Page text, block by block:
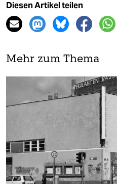
Diesen Artikel teilen
Mehr zum Thema